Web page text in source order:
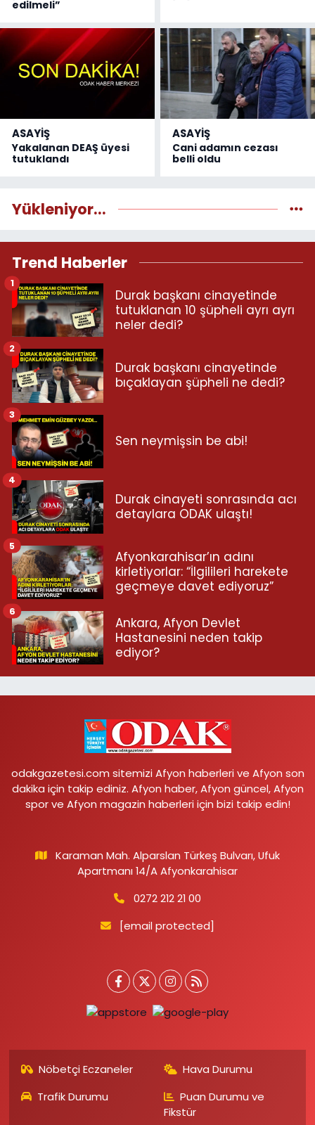
edilmeli”
ASAYİŞ
Yakalanan DEAŞ üyesi
tutuklandı
ASAYİŞ
Cani adamın cezası
belli oldu
Yükleniyor...
Trend Haberler
Durak başkanı cinayetinde
tutuklanan 10 şüpheli ayrı ayrı
neler dedi?
1
Durak başkanı cinayetinde
bıçaklayan şüpheli ne dedi?
2
Sen neymişsin be abi!
3
Durak cinayeti sonrasında acı
detaylara ODAK ulaştı!
4
Afyonkarahisar’ın adını
kirletiyorlar: “İlgilileri harekete
geçmeye davet ediyoruz”
5
Ankara, Afyon Devlet
Hastanesini neden takip
ediyor?
6
odakgazetesi.com sitemizi Afyon haberleri ve Afyon son
dakika için takip ediniz. Afyon haber, Afyon güncel, Afyon
spor ve Afyon magazin haberleri için bizi takip edin!
Karaman Mah. Alparslan Türkeş Bulvarı, Ufuk
Apartmanı 14/A Afyonkarahisar
0272 212 21 00
[email protected]
Nöbetçi Eczaneler
Hava Durumu
Trafik Durumu
Puan Durumu ve
Fikstür